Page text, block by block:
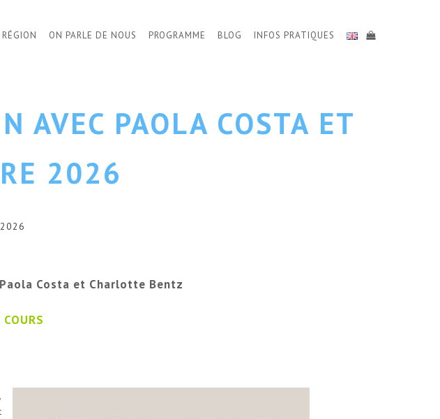
RÉGION ON PARLE DE NOUS PROGRAMME BLOG INFOS PRATIQUES
AVEC PAOLA COSTA ET
2026
Costa et Charlotte Bentz